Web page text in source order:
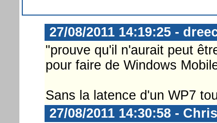
27/08/2011 14:19:25 -
"prouve qu'il n'aurait peut
pour faire de Windows
Sans la latence d'un WP7
27/08/2011 14:30:58 -